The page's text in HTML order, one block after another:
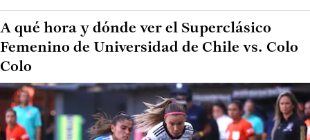
A qué hora y dónde ver el Superclásico
Femenino de Universidad de Chile vs. Colo
Colo